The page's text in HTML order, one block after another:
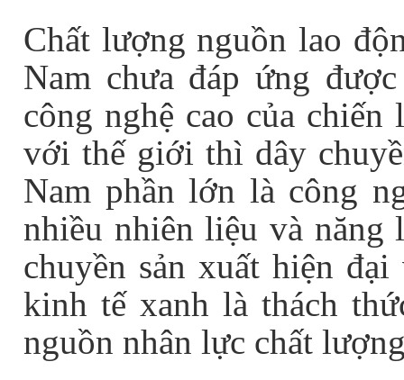
Chất lượng nguồn lao
Nam chưa đáp ứng
công nghệ cao của
với thế giới thì dây
Nam phần lớn là công
nhiều nhiên liệu và
chuyền sản xuất hiện
kinh tế xanh là thách
nguồn nhân lực chất